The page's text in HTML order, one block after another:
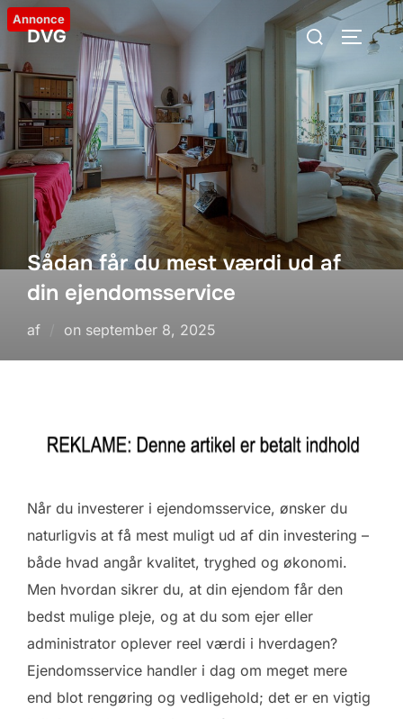
Videre
til
indhold
DVG
Søg
SLÅ
Annonce
Sådan får du mest værdi ud af
din ejendomsservice
af on Udgivet
september 8, 2025
Når du investerer i ejendomsservice, ønsker du
naturligvis at få mest muligt ud af din investering –
både hvad angår kvalitet, tryghed og økonomi.
Men hvordan sikrer du, at din ejendom får den
bedst mulige pleje, og at du som ejer eller
administrator oplever reel værdi i hverdagen?
Ejendomsservice handler i dag om meget mere
end blot rengøring og vedligehold; det er en vigtig